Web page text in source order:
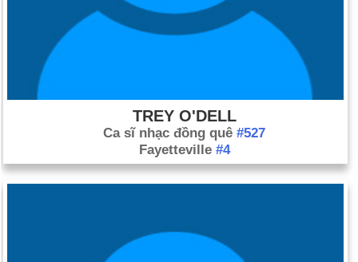
TREY O'DELL
Ca sĩ nhạc đồng quê #527
Fayetteville #4